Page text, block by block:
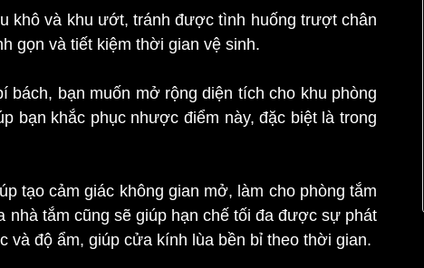
khô và khu ướt, tránh được tình huống trượt chân
gọn và tiết kiệm thời gian vệ sinh.
bách, bạn muốn mở rộng diện tích cho khu phòng
bạn khắc phục nhược điểm này, đặc biệt là trong
tạo cảm giác không gian mở, làm cho phòng tắm
tắm cũng sẽ giúp hạn chế tối đa được sự phát
độ ẩm, giúp cửa kính lùa bền bỉ theo thời gian.